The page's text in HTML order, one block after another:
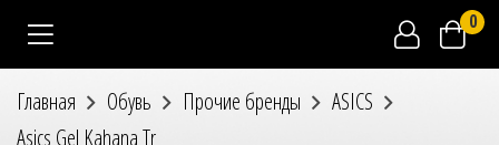
0
Главная Обувь Прочие бренды
ASICS
Asics Gel Kahana Tr